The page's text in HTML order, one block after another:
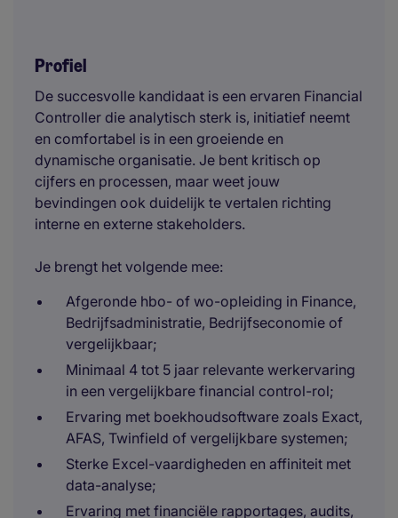
Profiel
De succesvolle kandidaat is een ervaren Financial
Controller die analytisch sterk is, initiatief neemt
en comfortabel is in een groeiende en
dynamische organisatie. Je bent kritisch op
cijfers en processen, maar weet jouw
bevindingen ook duidelijk te vertalen richting
interne en externe stakeholders.
Je brengt het volgende mee:
Afgeronde hbo- of wo-opleiding in Finance,
Bedrijfsadministratie, Bedrijfseconomie of
vergelijkbaar;
Minimaal 4 tot 5 jaar relevante werkervaring
in een vergelijkbare financial control-rol;
Ervaring met boekhoudsoftware zoals Exact,
AFAS, Twinfield of vergelijkbare systemen;
Sterke Excel-vaardigheden en affiniteit met
data-analyse;
Ervaring met financiële rapportages, audits,